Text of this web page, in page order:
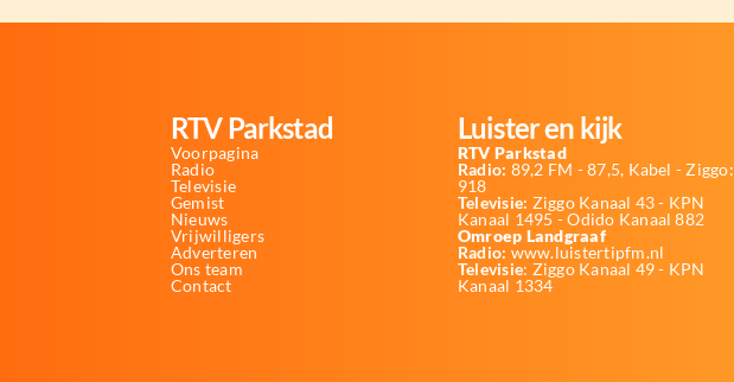
RTV Parkstad
Voorpagina
Radio
Televisie
Gemist
Nieuws
Vrijwilligers
Adverteren
Ons team
Contact
Luister en kijk
RTV Parkstad
Radio: 89,2 FM - 87,5, Kabel - Ziggo:
918
Televisie: Ziggo Kanaal 43 - KPN
Kanaal 1495 - Odido Kanaal 882
Omroep Landgraaf
Radio: www.luistertipfm.nl
Televisie: Ziggo Kanaal 49 - KPN
Kanaal 1334